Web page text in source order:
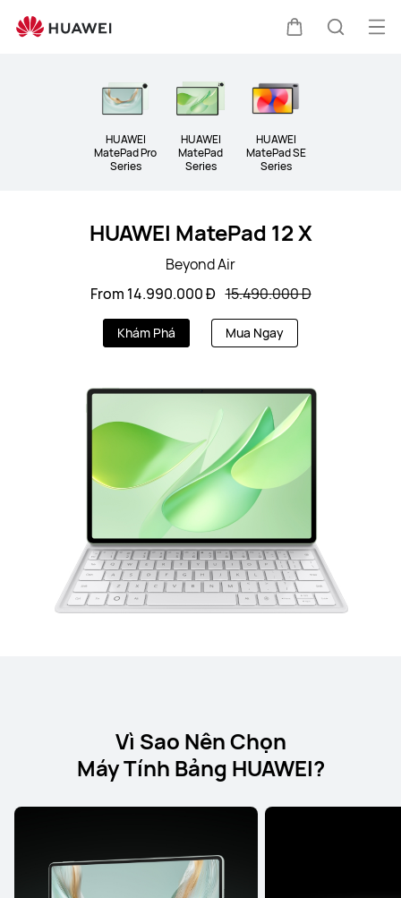
TÍNH
đẩy
Mở
HUAWEI
MatePad Pro
Series
HUAWEI
MatePad
Series
HUAWEI
MatePad SE
Series
HUAWEI MatePad 12 X
Beyond Air
From 14.990.000 Đ 15.490.000 Đ
Khám Phá Mua Ngay
Vì Sao Nên Chọn
Máy Tính Bảng HUAWEI?